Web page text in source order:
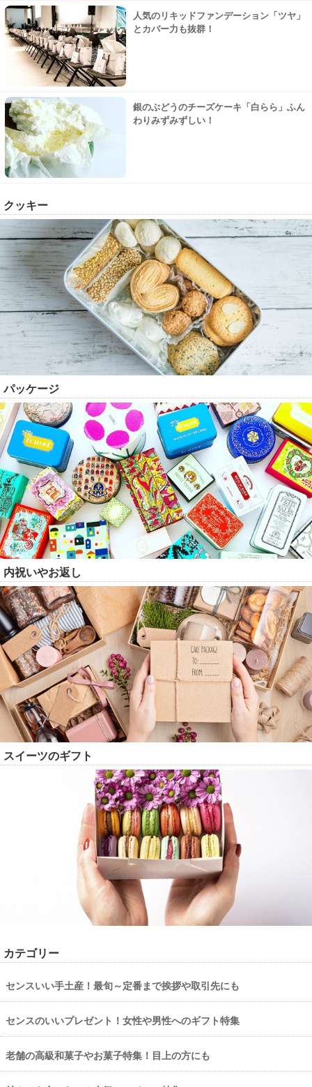
人気のリキッドファンデーション「ツヤ」
とカバー力も抜群！
銀のぶどうのチーズケーキ「白らら」ふん
わりみずみずしい！
クッキー
パッケージ
内祝いやお返し
スイーツのギフト
カテゴリー
センスいい手土産！最旬～定番まで挨拶や取引先にも
センスのいいプレゼント！女性や男性へのギフト特集
老舗の高級和菓子やお菓子特集！目上の方にも